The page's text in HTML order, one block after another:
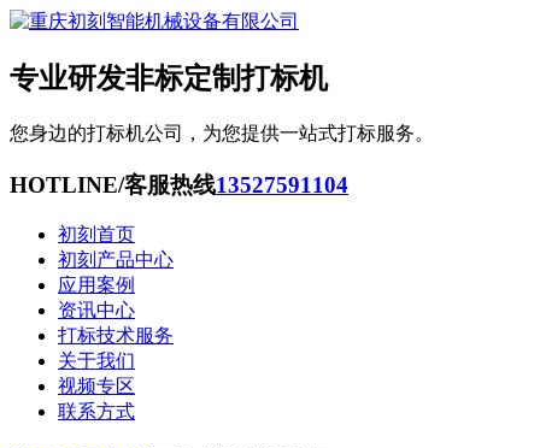
专业研发非标定制打标机
您身边的打标机公司，为您提供一站式打标服务。
HOTLINE/客服热线13527591104
初刻首页
初刻产品中心
应用案例
资讯中心
打标技术服务
关于我们
视频专区
联系方式